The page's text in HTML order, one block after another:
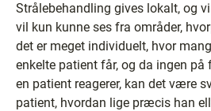
Strålebehandling gives lokalt, og
vil kun kunne ses fra områder,
det er meget individuelt, hvor
enkelte patient får, og da ingen på
en patient reagerer, kan det være
patient, hvordan lige præcis han